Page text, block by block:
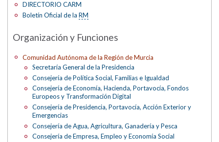
DIRECTORIO CARM
Boletín Oficial de laRM
Organización y Funciones
Comunidad Autónoma de la Región de Murcia
Secretaría General de la Presidencia
Consejería de Política Social, Familias e Igualdad
Consejería de Economía, Hacienda, Portavocía, Fondos
Europeos y Transformación Digital
Consejería de Presidencia, Portavocía, Acción Exterior y
Emergencias
Consejería de Agua, Agricultura, Ganadería y Pesca
Consejería de Empresa, Empleo y Economía Social